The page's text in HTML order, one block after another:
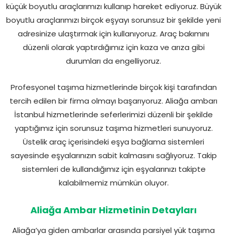
küçük boyutlu araçlarımızı kullanıp hareket ediyoruz. Büyük
boyutlu araçlarımızı birçok eşyayı sorunsuz bir şekilde yeni
adresinize ulaştırmak için kullanıyoruz. Araç bakımını
düzenli olarak yaptırdığımız için kaza ve arıza gibi
durumları da engelliyoruz.
Profesyonel taşıma hizmetlerinde birçok kişi tarafından
tercih edilen bir firma olmayı başarıyoruz. Aliağa ambarı
İstanbul hizmetlerinde seferlerimizi düzenli bir şekilde
yaptığımız için sorunsuz taşıma hizmetleri sunuyoruz.
Üstelik araç içerisindeki eşya bağlama sistemleri
sayesinde eşyalarınızın sabit kalmasını sağlıyoruz. Takip
sistemleri de kullandığımız için eşyalarınızı takipte
kalabilmemiz mümkün oluyor.
Aliağa Ambar Hizmetinin Detayları
Aliağa’ya giden ambarlar arasında parsiyel yük taşıma